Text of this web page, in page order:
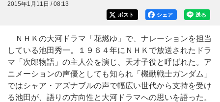
2015年1月11日 / 08:13
送る
シェア
ポスト
ＮＨＫの大河ドラマ「花燃ゆ」で、ナレーションを担当
している池田秀一。１９６４年にＮＨＫで放送されたドラ
マ「次郎物語」の主人公を演じ、天才子役と呼ばれた。ア
ニメーションの声優としても知られ「機動戦士ガンダム」
ではシャア・アズナブルの声で幅広い世代から支持を受け
る池田が、語りの方向性と大河ドラマへの思いを語った。